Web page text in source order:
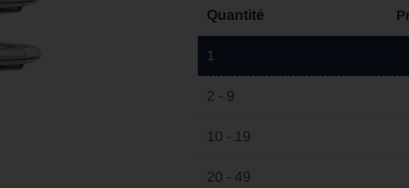
Quantité
1
2 - 9
10 - 19
20 - 49